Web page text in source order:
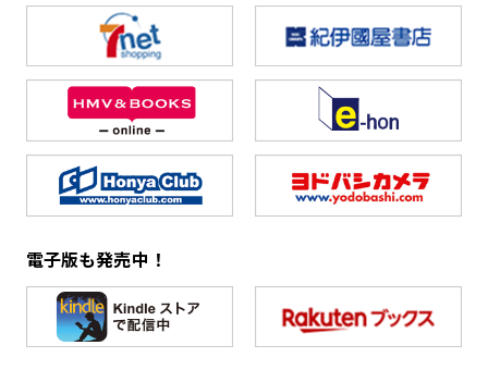
電子版も発売中！